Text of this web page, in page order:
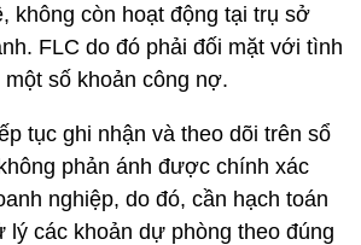
không còn hoạt động tại trụ sở
FLC do đó phải đối mặt với tình
số khoản công nợ.
tục ghi nhận và theo dõi trên sổ
phản ánh được chính xác
nghiệp, do đó, cần hạch toán
lý các khoản dự phòng theo đúng